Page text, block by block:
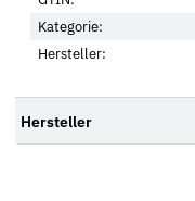
Kategorie:
Hersteller:
Hersteller